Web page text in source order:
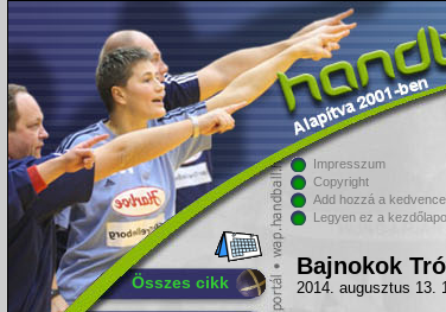
Összes cikk
Impresszum
Copyright
Add hozzá a
Legyen ez a
Bajnokok
2014. augusztus 13.